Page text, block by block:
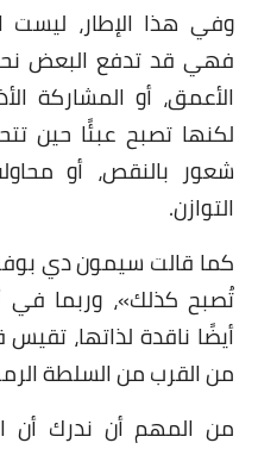
وفي هذا الإطار، ليست
فهي قد تدفع البعض نحو
الأعمق، أو المشاركة
لكنها تصبح عبئًا حين
شعور بالنقص، أو
التوازن.
كما قالت سيمون دي
تُصبح كذلك»، وربما في
أيضًا ناقدة لذاتها،
من القرب من السلطة
من المهم أن ندرك أن